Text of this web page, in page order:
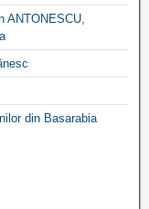
ANTONESCU,
din Basarabia